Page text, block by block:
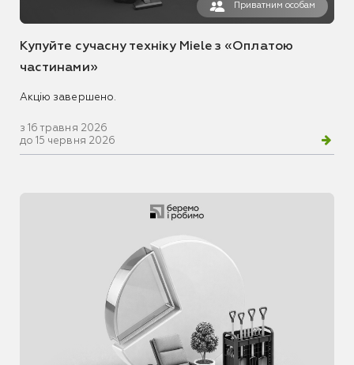
Приватним особам
Купуйте сучасну техніку Miele з «Оплатою
частинами»
Акцію завершено.
з 16 травня 2026
до 15 червня 2026